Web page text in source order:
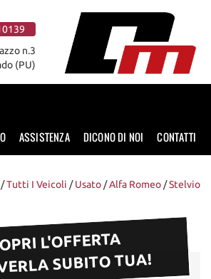
n.3
(PU)
ASSISTENZA DICONO DI NOI CONTATTI
/Tutti I Veicoli /Usato /Alfa Romeo /Stelvio
L'OFFERTA
SUBITO TUA!